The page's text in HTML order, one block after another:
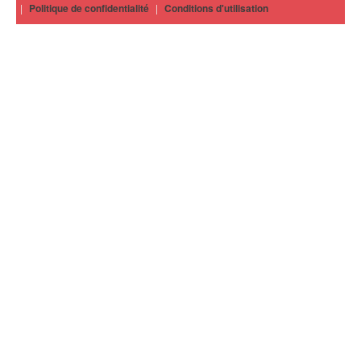
| Politique de confidentialité | Conditions d'utilisation